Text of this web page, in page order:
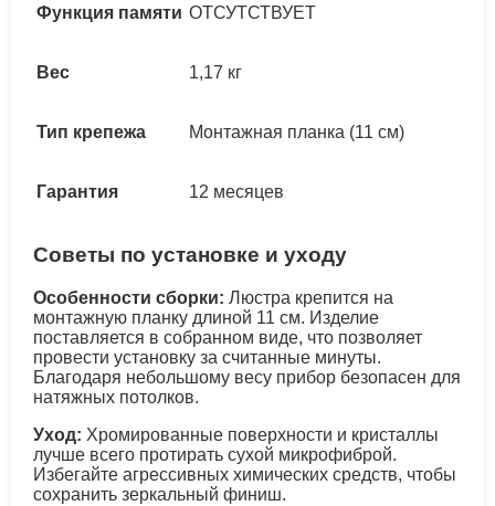
Функция памяти ОТСУТСТВУЕТ
Вес 1,17 кг
Тип крепежа Монтажная планка (11 см)
Гарантия 12 месяцев
Советы по установке и уходу
Особенности сборки: Люстра крепится на
монтажную планку длиной 11 см. Изделие
поставляется в собранном виде, что позволяет
провести установку за считанные минуты.
Благодаря небольшому весу прибор безопасен для
натяжных потолков.
Уход: Хромированные поверхности и кристаллы
лучше всего протирать сухой микрофиброй.
Избегайте агрессивных химических средств, чтобы
сохранить зеркальный финиш.